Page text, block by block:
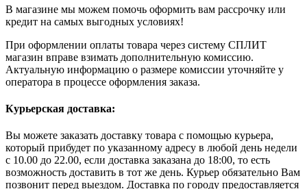
В магазине мы можем помочь оформить вам рассрочку или
кредит на самых выгодных условиях!
При оформлении оплаты товара через систему СПЛИТ
магазин вправе взимать дополнительную комиссию.
Актуальную информацию о размере комиссии уточняйте у
оператора в процессе оформления заказа.
Курьерская доставка:
Вы можете заказать доставку товара с помощью курьера,
который прибудет по указанному адресу в любой день недели
с 10.00 до 22.00, если доставка заказана до 18:00, то есть
возможность доставить в тот же день. Курьер обязательно Вам
позвонит перед выездом. Доставка по городу предоставляется